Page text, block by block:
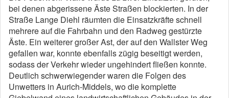
bei denen abgerissene Äste Straßen blockierten. In der
Straße Lange Diehl räumten die Einsatzkräfte schnell
mehrere auf die Fahrbahn und den Radweg gestürzte
Äste. Ein weiterer großer Ast, der auf den Wallster Weg
gefallen war, konnte ebenfalls zügig beseitigt werden,
sodass der Verkehr wieder ungehindert fließen konnte.
Deutlich schwerwiegender waren die Folgen des
Unwetters in Aurich-Middels, wo die komplette